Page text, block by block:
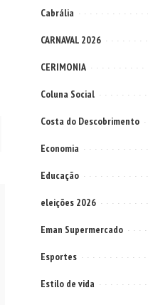
Cabrália
CARNAVAL 2026
CERIMONIA
Coluna Social
Costa do Descobrimento
Economia
Educação
eleições 2026
Eman Supermercado
Esportes
Estilo de vida